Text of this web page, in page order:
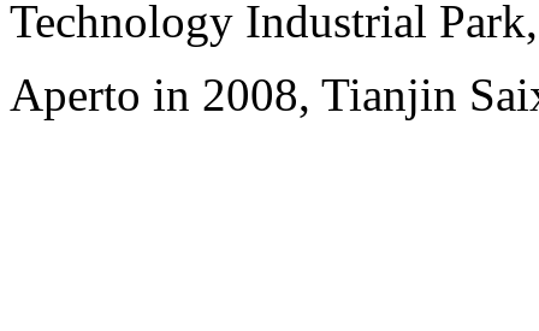
Technology Industrial
Aperto in 2008, Tianjin